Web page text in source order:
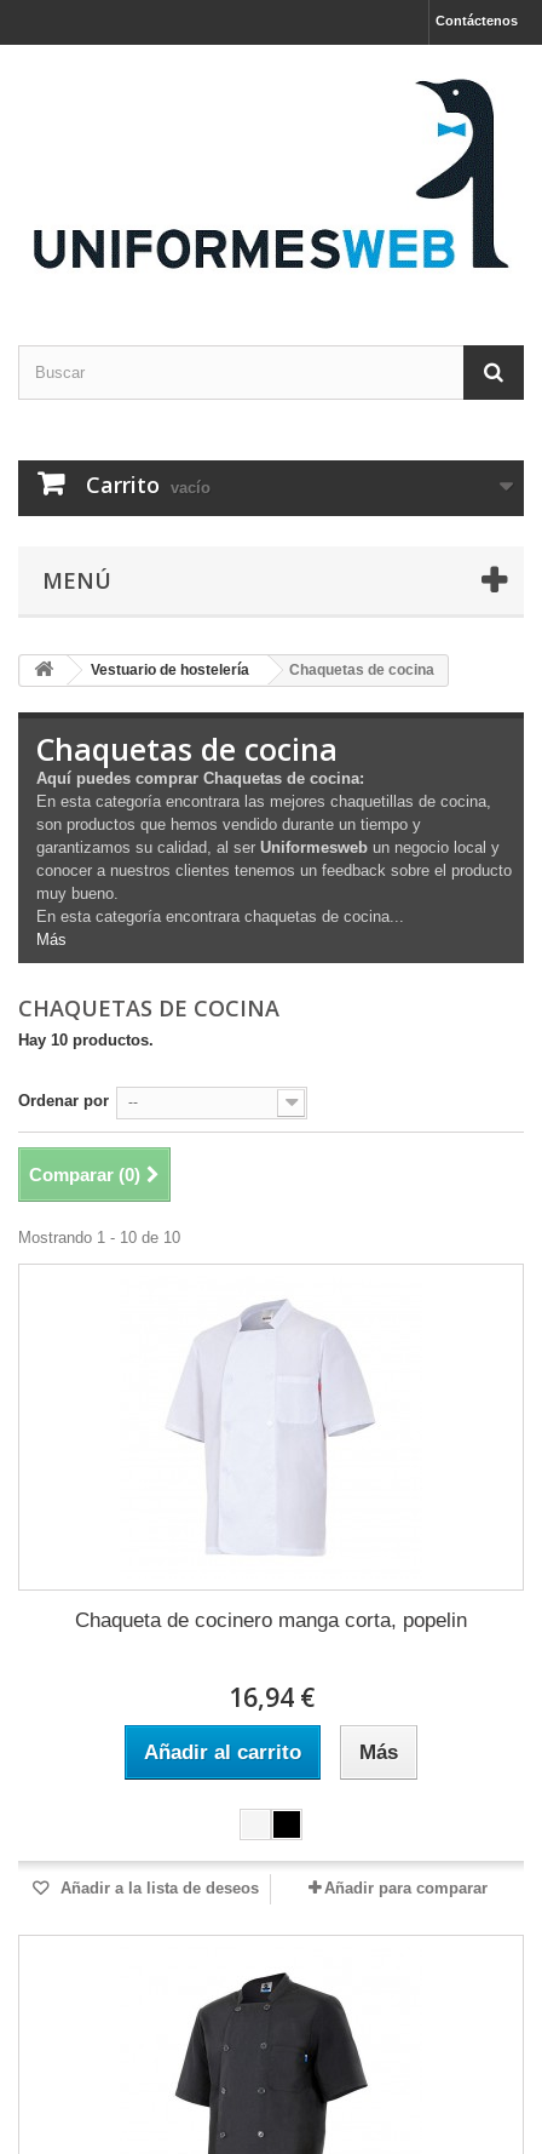
Contáctenos
Carrito vacío
MENÚ
Vestuario de hostelería Chaquetas de cocina
Chaquetas de cocina
Aquí puedes comprar Chaquetas de cocina:
En esta categoría encontrara las mejores chaquetillas de cocina,
son productos que hemos vendido durante un tiempo y
garantizamos su calidad, al ser Uniformesweb un negocio local y
conocer a nuestros clientes tenemos un feedback sobre el producto
muy bueno.
En esta categoría encontrara chaquetas de cocina...
Más
CHAQUETAS DE COCINA
Hay 10 productos.
Ordenar por --
Comparar (0)
Mostrando 1 - 10 de 10
Chaqueta de cocinero manga corta, popelin
16,94 €
Añadir al carrito Más
Añadir a la lista de deseos Añadir para comparar